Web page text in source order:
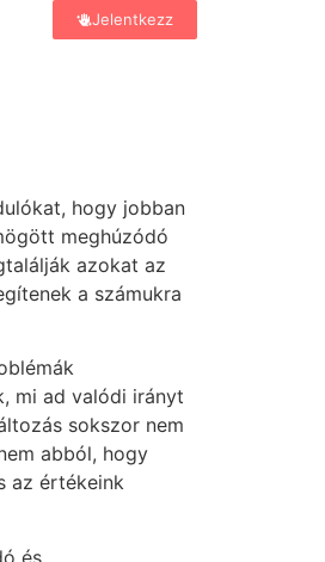
Jelentkezz
hogy jobban
meghúzódó
azokat az
a számukra
mi ad valódi irányt
sokszor nem
abból, hogy
az értékeink
és